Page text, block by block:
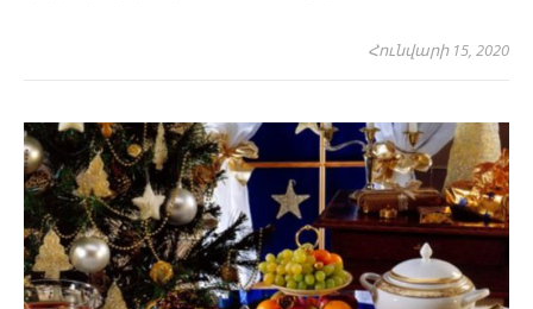
Հունվարի 15, 2020